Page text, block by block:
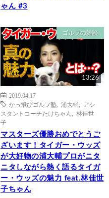
ゃん #3
ゴルフの雑談
13:26
2019.04.17
かっ飛びゴルフ塾
浦大輔
アシ
スタントコーチたけちゃん
林佳世
子
マスターズ優勝おめでとうご
ざいます！タイガー・ウッズ
が大好物の浦大輔プロがニタ
ニタしながら熱く語るタイガ
ー・ウッズの魅力 feat.林佳世
子ちゃん